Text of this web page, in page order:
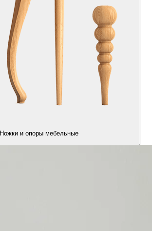
Ножки и опоры мебельные